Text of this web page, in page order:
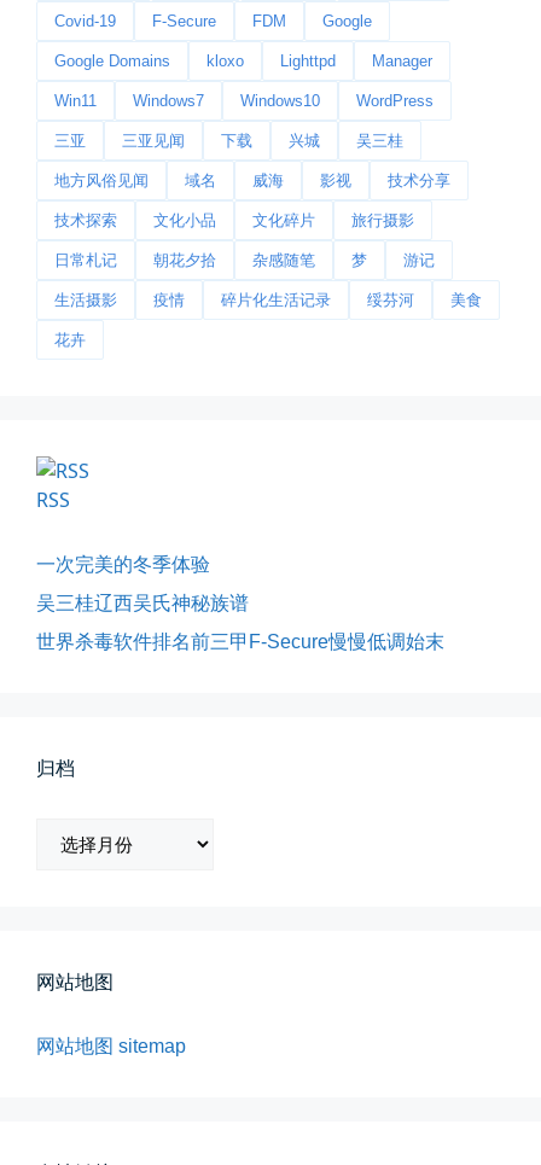
前互联网精神
从马化腾模仿ICQ的OICQ时...
📅 04-25 21:39 👤 Zairun
落雪音乐下载，最稳定音乐源（推...
春雪挂树枝
Covid-19 F-Secure FDM Google
Google Domains kloxo Lighttpd Manager
Win11 Windows7 Windows10 WordPress
三亚 三亚见闻 下载 兴城 吴三桂
地方风俗见闻 域名 威海 影视 技术分享
技术探索 文化小品 文化碎片 旅行摄影
日常札记 朝花夕拾 杂感随笔 梦 游记
生活摄影 疫情 碎片化生活记录 绥芬河 美食
花卉
RSS
一次完美的冬季体验
吴三桂辽西吴氏神秘族谱
世界杀毒软件排名前三甲F-Secure慢慢低调始末
归档
网站地图
网站地图 sitemap